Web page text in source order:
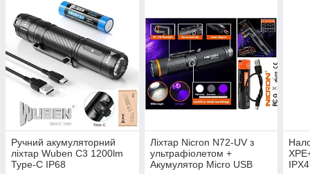
Ручний акумуляторний
ліхтар Wuben C3 1200lm
Type-C IP68
Ліхтар Nicron N72-UV з
ультрафіолетом +
Акумулятор Micro USB